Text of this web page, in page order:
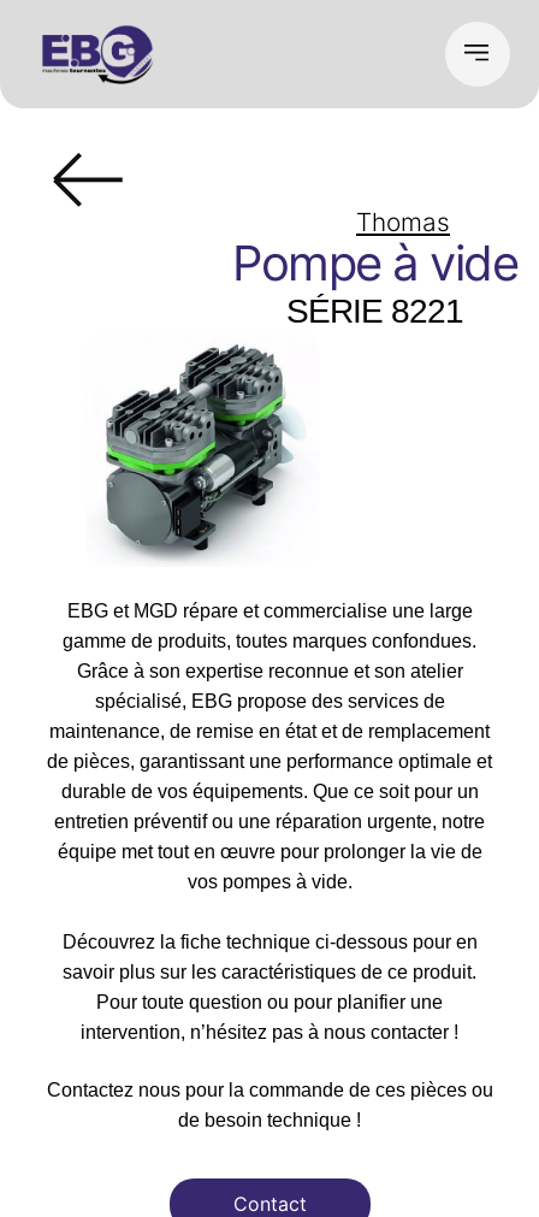
Thomas
Pompe à vide
SÉRIE 8221
EBG et MGD répare et commercialise une large
gamme de produits, toutes marques confondues.
Grâce à son expertise reconnue et son atelier
spécialisé, EBG propose des services de
maintenance, de remise en état et de remplacement
de pièces, garantissant une performance optimale et
durable de vos équipements. Que ce soit pour un
entretien préventif ou une réparation urgente, notre
équipe met tout en œuvre pour prolonger la vie de
vos pompes à vide.
Découvrez la fiche technique ci-dessous pour en
savoir plus sur les caractéristiques de ce produit.
Pour toute question ou pour planifier une
intervention, n’hésitez pas à nous contacter !
Contactez nous pour la commande de ces pièces ou
de besoin technique !
Contact